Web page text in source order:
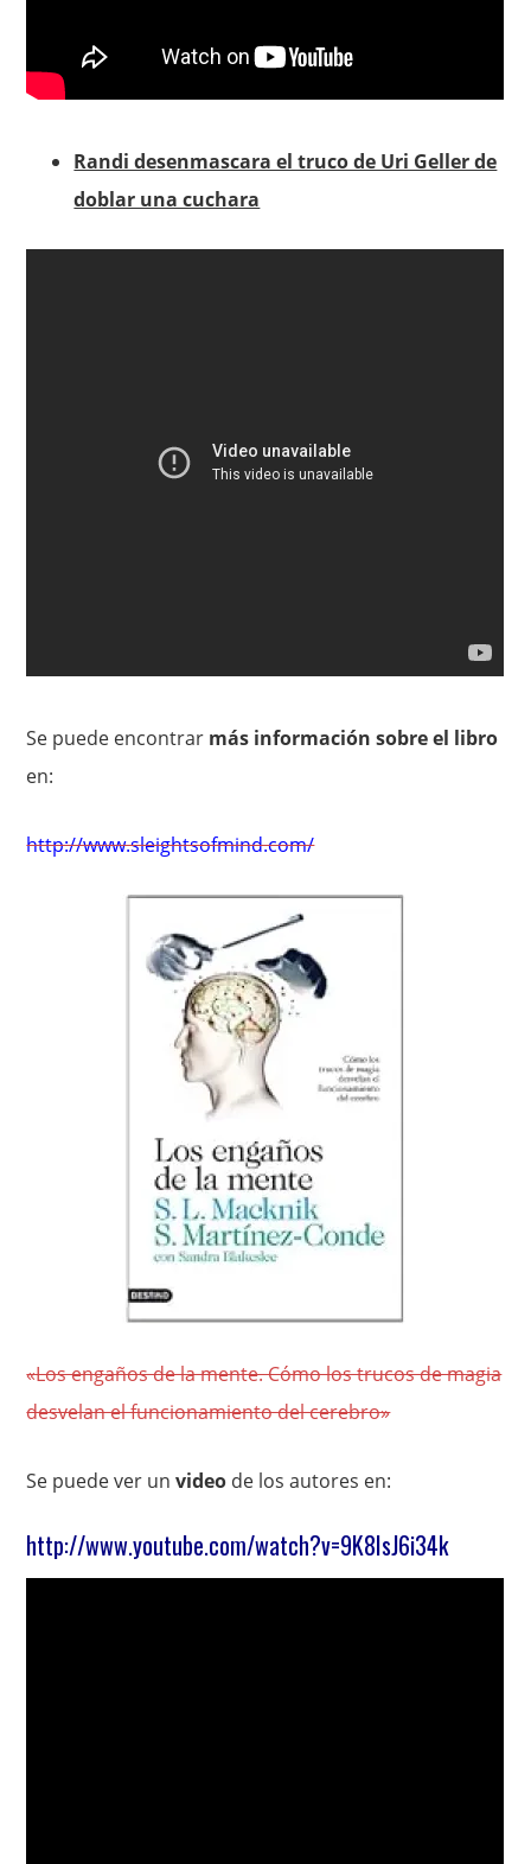
Randi desenmascara el truco de Uri Geller de
doblar una cuchara
Se puede encontrar más información sobre el libro
en:
http://www.sleightsofmind.com/
«Los engaños de la mente. Cómo los trucos de magia
desvelan el funcionamiento del cerebro»
Se puede ver unvideo de los autores en:
http://www.youtube.com/watch?v=9K8IsJ6i34k